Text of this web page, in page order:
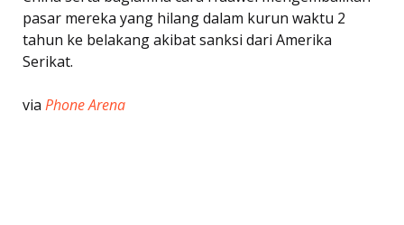
pasar mereka yang hilang dalam kurun waktu 2
tahun ke belakang akibat sanksi dari Amerika
Serikat.
via Phone Arena